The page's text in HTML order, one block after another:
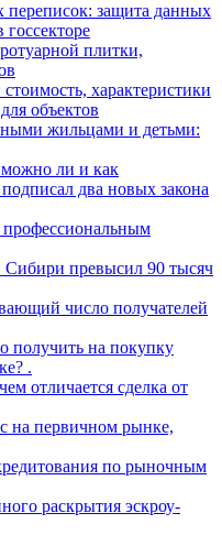
переписок: защита данных
плитки,
характеристики
объектов
жильцами и детьми:
ли и как
два новых закона
профессиональным
Сибири превысил 90 тысяч
число получателей
получить на покупку
.
отличается сделка от
на первичном рынке,
по рыночным
раскрытия эскроу-